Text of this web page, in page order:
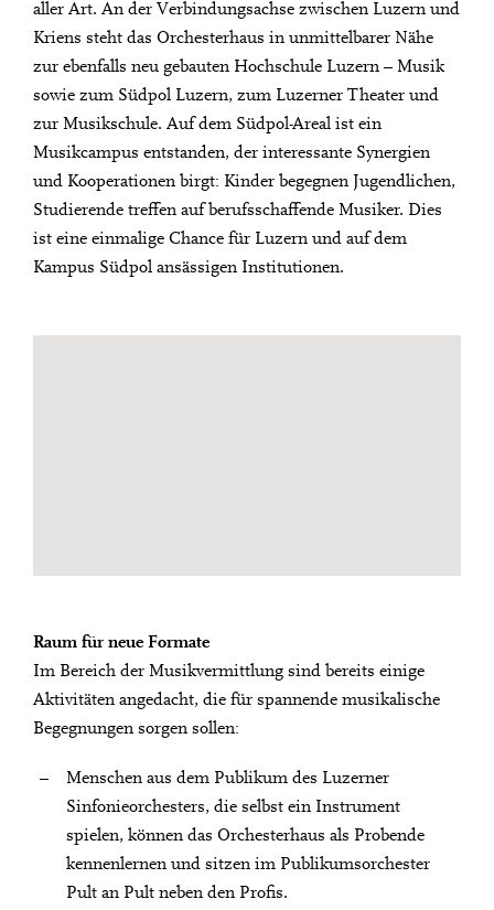
aller Art. An der Verbindungsachse zwischen Luzern und
Kriens steht das Orchesterhaus in unmittelbarer Nähe
zur ebenfalls neu gebauten Hochschule Luzern – Musik
sowie zum Südpol Luzern, zum Luzerner Theater und
zur Musikschule. Auf dem Südpol-Areal ist ein
Musikcampus entstanden, der interessante Synergien
und Kooperationen birgt: Kinder begegnen Jugendlichen,
Studierende treffen auf berufsschaffende Musiker. Dies
ist eine einmalige Chance für Luzern und auf dem
Kampus Südpol ansässigen Institutionen.
Raum für neue Formate
Im Bereich der Musikvermittlung sind bereits einige
Aktivitäten angedacht, die für spannende musikalische
Begegnungen sorgen sollen:
Menschen aus dem Publikum des Luzerner
Sinfonieorchesters, die selbst ein Instrument
spielen, können das Orchesterhaus als Probende
kennenlernen und sitzen im Publikumsorchester
Pult an Pult neben den Profis.